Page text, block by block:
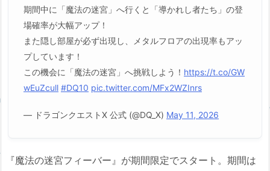
期間中に「魔法の迷宮」へ行くと「導かれし者たち」の登
場確率が大幅アップ！
また隠し部屋が必ず出現し、メタルフロアの出現率もアッ
プしています！
この機会に「魔法の迷宮」へ挑戦しよう！ https://t.co/GW
wEuZcull #DQ10 pic.twitter.com/MFx2WZInrs
— ドラゴンクエストX 公式 (@DQ_X) May 11, 2026
『魔法の迷宮フィーバー』が期間限定でスタート。期間は